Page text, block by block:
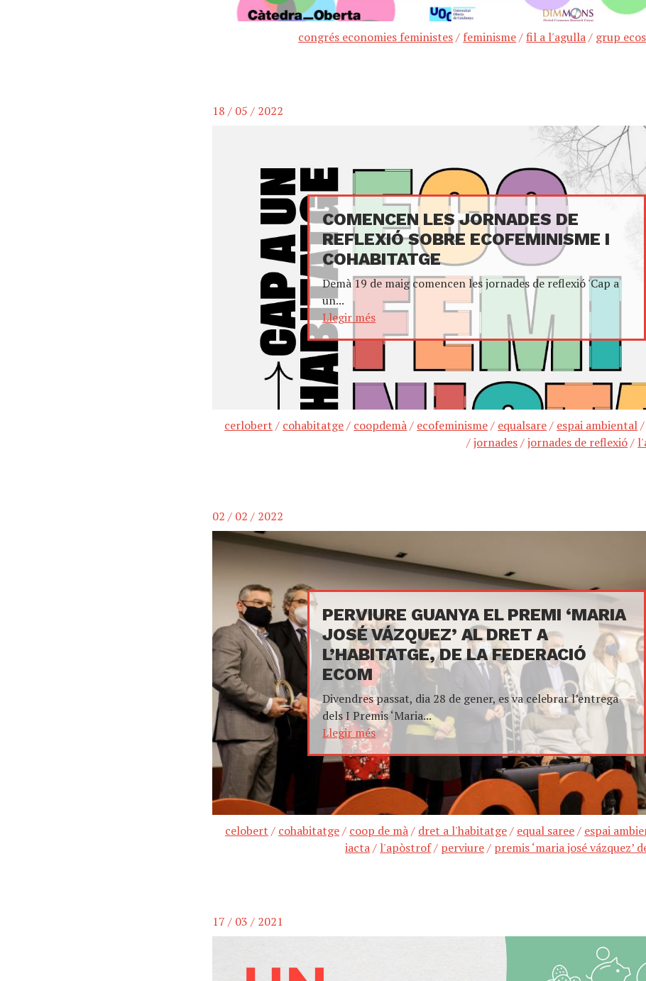
congrés economies feministes/ feminisme/fil a l'agulla/ grup ecos
18 / 05 / 2022
COMENCEN LES JORNADES DE
REFLEXIÓ SOBRE ECOFEMINISME I
COHABITATGE
Demà 19 de maig comencen les jornades de reflexió 'Cap a
un...
Llegir més
cerlobert / cohabitatge/ coopdemà/ ecofeminisme/ equalsare/ espai ambiental
/jornades/jornades de reflexió/
02 / 02 / 2022
PERVIURE GUANYA EL PREMI ‘MARIA
JOSÉ VÁZQUEZ’ AL DRET A
L’HABITATGE, DE LA FEDERACIÓ
ECOM
Divendres passat, dia 28 de gener, es va celebrar l’entrega
dels I Premis ‘Maria...
Llegir més
celobert / cohabitatge/ coop de mà/ dret a l'habitatge/ equal saree/ espai
iacta/ l'apòstrof/ perviure/ premis ‘maria josé vázquez’
17 / 03 / 2021